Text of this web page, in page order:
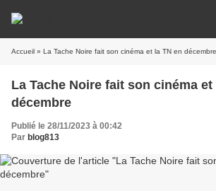
Accueil » La Tache Noire fait son cinéma et la TN en décembre
La Tache Noire fait son cinéma et la TN en
décembre
Publié le 28/11/2023 à 00:42
Par blog813